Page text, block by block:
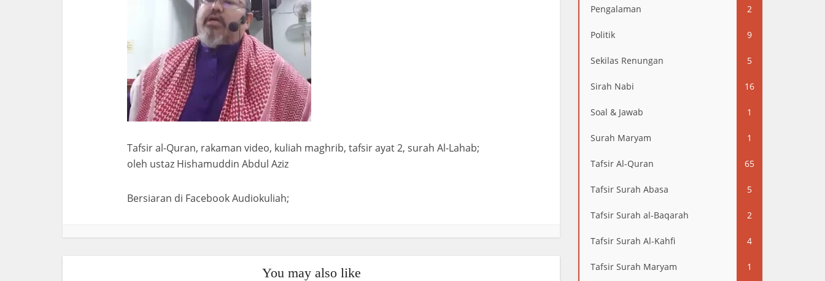
Tafsir al-Quran, rakaman video, kuliah maghrib, tafsir ayat 2, surah Al-Lahab;
oleh ustaz Hishamuddin Abdul Aziz
Bersiaran di Facebook Audiokuliah;
You may also like
Pengalaman 2
Politik 9
Sekilas Renungan 5
Sirah Nabi 16
Soal & Jawab 1
Surah Maryam 1
Tafsir Al-Quran 65
Tafsir Surah Abasa 5
Tafsir Surah al-Baqarah 2
Tafsir Surah Al-Kahfi 4
Tafsir Surah Maryam 1